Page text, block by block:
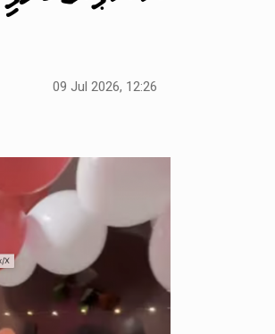
09 Jul 2026, 12:26